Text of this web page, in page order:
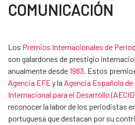
COMUNICACIÓN
Los Premios Internacionales de
son galardones de prestigio
anualmente desde1983. Estos
Agencia EFE y la Agencia Española
Internacional para el Desarrollo
reconocer la labor de los periodistas
portuguesa que destacan por su